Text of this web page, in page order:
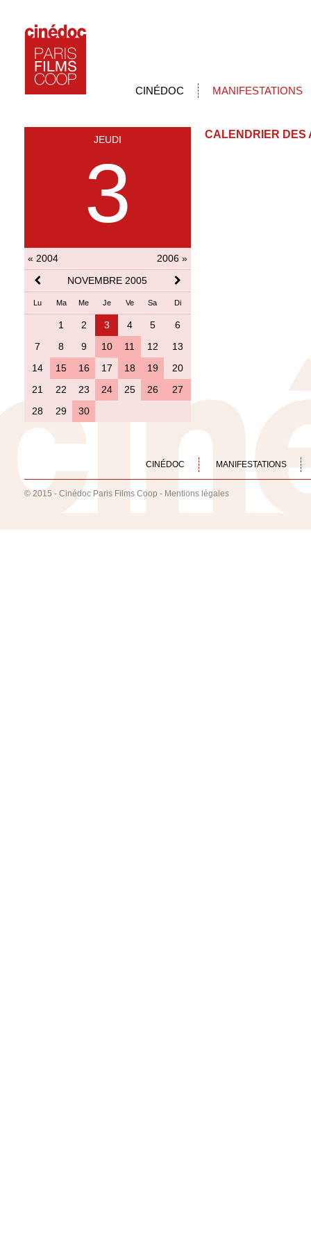
CINÉDOC MANIFESTATIONS
JEUDI
3
« 2004
2006 »
NOVEMBRE 2005
Lu Ma Me Je Ve Sa Di
1 2 3 4 5
6
7
8 9 10 11 12
13
14
15 16 17 18 19
20
21
22 23 24 25 26
27
28
29 30
CALENDRIER DES
CINÉDOC MANIFESTATIONS
© 2015 - Cinédoc Paris Films Coop - Mentions légales